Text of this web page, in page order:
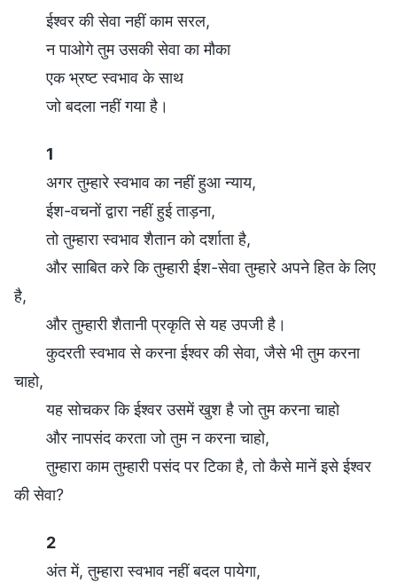
ईश्वर की सेवा नहीं काम सरल,
न पाओगे तुम उसकी सेवा का मौका
एक भ्रष्ट स्वभाव के साथ
जो बदला नहीं गया है।
1
अगर तुम्हारे स्वभाव का नहीं हुआ न्याय,
ईश-वचनों द्वारा नहीं हुई ताड़ना,
तो तुम्हारा स्वभाव शैतान को दर्शाता है,
और साबित करे कि तुम्हारी ईश-सेवा तुम्हारे अपने हित के लिए
है,
और तुम्हारी शैतानी प्रकृति से यह उपजी है।
कुदरती स्वभाव से करना ईश्वर की सेवा, जैसे भी तुम करना
चाहो,
यह सोचकर कि ईश्वर उसमें खुश है जो तुम करना चाहो
और नापसंद करता जो तुम न करना चाहो,
तुम्हारा काम तुम्हारी पसंद पर टिका है, तो कैसे मानें इसे ईश्वर
की सेवा?
2
अंत में, तुम्हारा स्वभाव नहीं बदल पायेगा,